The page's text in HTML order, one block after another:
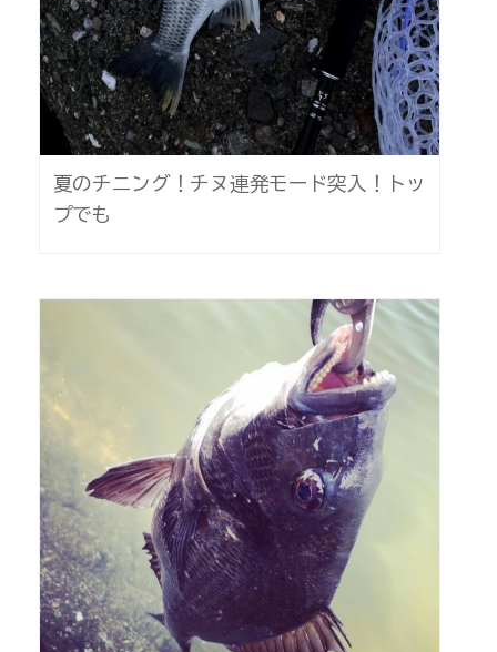
夏のチニング！チヌ連発モード突入！トッ
プでも